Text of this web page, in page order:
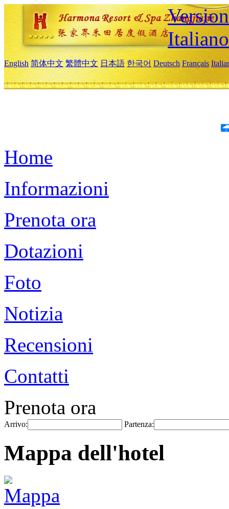
Italiano
English 简体中文 繁體中文 日本語 한국어 Deutsch Français
Home
Informazioni
Prenota ora
Dotazioni
Foto
Notizia
Recensioni
Contatti
Prenota ora
Arrivo: Partenza:
Mappa dell'hotel